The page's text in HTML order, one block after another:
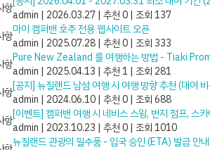
항admin | 2026.03.27| 추천 0| 조회 137
항마이 캠퍼밴 호주 전용 웹사이트 오픈
admin | 2025.07.28| 추천 0| 조회 333
항Pure New Zealand 를 여행하는 방법 - Tiaki
admin | 2025.04.13 | 추천 1 | 조회 281
항[공지] 뉴질랜드 남섬 여행 시 여행 방향 추천 (대여
admin | 2024.06.10| 추천 0| 조회 688
항[이벤트] 캠퍼밴 여행 시 네비스 스윙, 번지 점프, 스
admin | 2023.10.23 | 추천 0| 조회 1010
뉴질랜드 관광의 필수품 - 입국 승인 (ETA) 발급 안내